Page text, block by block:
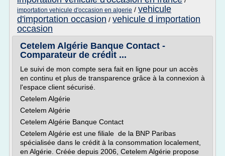
importation vehicule d'occasion en algerie / vehicule
d'importation occasion / vehicule d importation
occasion
Cetelem Algérie Banque Contact -
Comparateur de crédit ...
Le suivi de mon compte sera fait en ligne pour un accès
en continu et plus de transparence grâce à la connexion à
l'espace client sécurisé.
Cetelem Algérie
Cetelem Algérie
Cetelem Algérie Banque Contact
Cetelem Algérie est une filiale de la BNP Paribas
spécialisée dans le crédit à la consommation localement,
en Algérie. Créée depuis 2006, Cetelem Algérie propose